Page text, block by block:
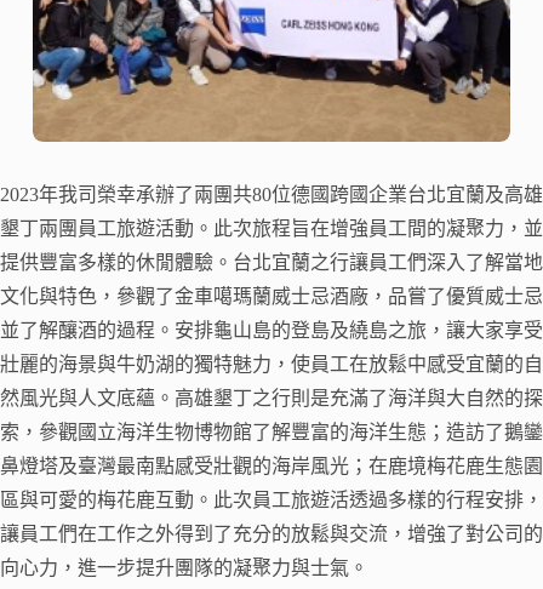
2023年我司榮幸承辦了兩團共80位德國跨國企業台北宜蘭及高雄
墾丁兩團員工旅遊活動。此次旅程旨在增強員工間的凝聚力，並
提供豐富多樣的休閒體驗。台北宜蘭之行讓員工們深入了解當地
文化與特色，參觀了金車噶瑪蘭威士忌酒廠，品嘗了優質威士忌
並了解釀酒的過程。安排龜山島的登島及繞島之旅，讓大家享受
壯麗的海景與牛奶湖的獨特魅力，使員工在放鬆中感受宜蘭的自
然風光與人文底蘊。高雄墾丁之行則是充滿了海洋與大自然的探
索，參觀國立海洋生物博物館了解豐富的海洋生態；造訪了鵝鑾
鼻燈塔及臺灣最南點感受壯觀的海岸風光；在鹿境梅花鹿生態園
區與可愛的梅花鹿互動。此次員工旅遊活透過多樣的行程安排，
讓員工們在工作之外得到了充分的放鬆與交流，增強了對公司的
向心力，進一步提升團隊的凝聚力與士氣。